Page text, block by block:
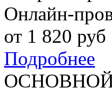
Онлайн-
от 1 820 руб
Подробнее